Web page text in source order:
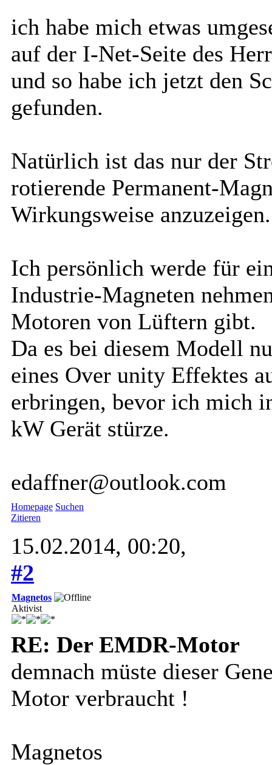
ich habe mich etwas
auf der I-Net-Seite des
und so habe ich jetzt den
gefunden.
Natürlich ist das nur der
rotierende Permanent-
Wirkungsweise anzuzeigen.
Ich persönlich werde für
Industrie-Magneten
Motoren von Lüftern gibt.
Da es bei diesem Modell
eines Over unity Effektes
erbringen, bevor ich mich
kW Gerät stürze.
edaffner@outlook.com
Homepage Suchen
Zitieren
15.02.2014, 00:20,
#2
Magnetos
Aktivist
RE: Der EMDR-Motor
demnach müste dieser
Motor verbraucht !
Magnetos